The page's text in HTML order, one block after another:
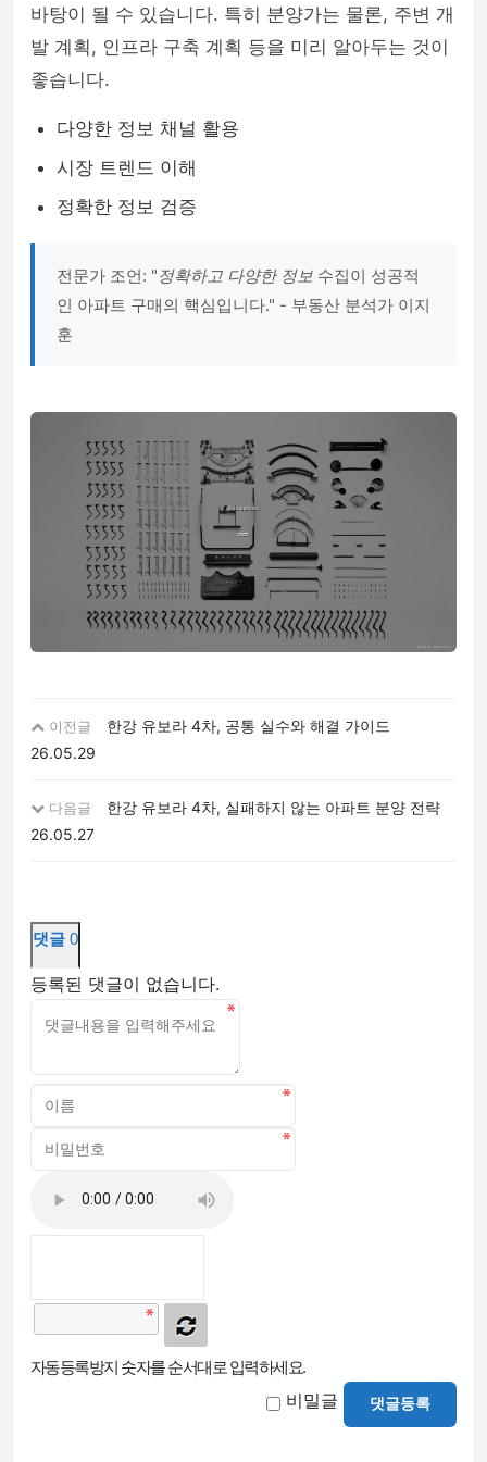
바탕이 될 수 있습니다. 특히 분양가는 물론, 주변 개
발 계획, 인프라 구축 계획 등을 미리 알아두는 것이
좋습니다.
다양한 정보 채널 활용
시장 트렌드 이해
정확한 정보 검증
전문가 조언: "정확하고 다양한 정보 수집이 성공적
인 아파트 구매의 핵심입니다." - 부동산 분석가 이지
훈
이전글
한강 유보라 4차, 공통 실수와 해결 가이드
26.05.29
다음글
한강 유보라 4차, 실패하지 않는 아파트 분양 전략
26.05.27
댓글 0
등록된 댓글이 없습니다.
자동등록방지 숫자를 순서대로 입력하세요.
비밀글 댓글등록